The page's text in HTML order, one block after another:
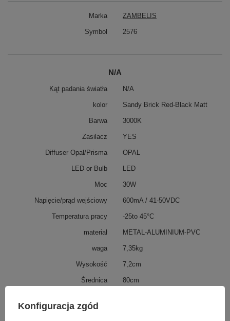
Marka ZAMBELIS
Symbol 2576
N/A
Kąt padania światła N/A
kolor Sandy Brick Red-Black Matt
Barwa 3000K
Zasilacz YES
Diffuser Opal/Prisma OPAL
LED or Bulb LED
Moc 30W
Napięcie/prąd wejściowy 600mA / 41-50VDC
Temperatura pracy -25to 45°C
materiał METAL-ALUMINIUM-PVC
waga 7,35kg
Wysokość 7,2cm
Średnica 80cm
Konfiguracja zgód